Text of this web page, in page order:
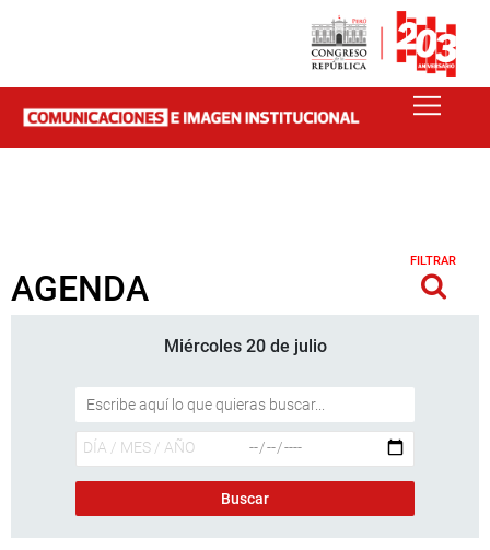
AGENDA
FILTRAR
Miércoles 20 de julio